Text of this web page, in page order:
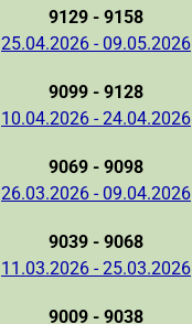
9129 - 9158
25.04.2026 - 09.05.2026
9099 - 9128
10.04.2026 - 24.04.2026
9069 - 9098
26.03.2026 - 09.04.2026
9039 - 9068
11.03.2026 - 25.03.2026
9009 - 9038